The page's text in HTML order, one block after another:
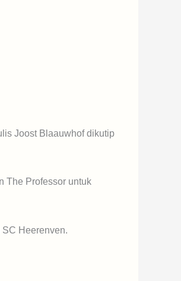
Joost Blaauwhof dikutip
The Professor untuk
Heerenven.